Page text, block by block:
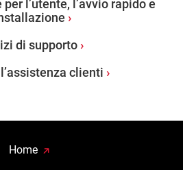
l’utente, l’avvio rapido e
di supporto
clienti
Home